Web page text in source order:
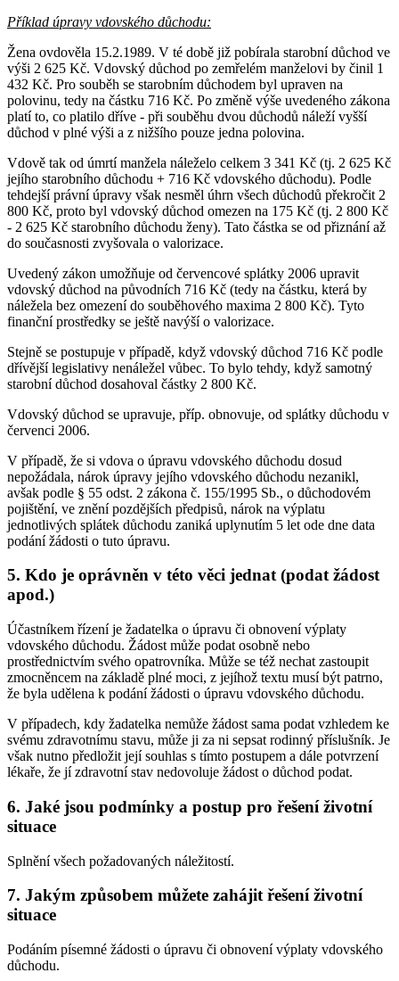
Příklad úpravy vdovského důchodu:
Žena ovdověla 15.2.1989. V té době již pobírala starobní důchod ve
výši 2 625 Kč. Vdovský důchod po zemřelém manželovi by činil 1
432 Kč. Pro souběh se starobním důchodem byl upraven na
polovinu, tedy na částku 716 Kč. Po změně výše uvedeného zákona
platí to, co platilo dříve - při souběhu dvou důchodů náleží vyšší
důchod v plné výši a z nižšího pouze jedna polovina.
Vdově tak od úmrtí manžela náleželo celkem 3 341 Kč (tj. 2 625 Kč
jejího starobního důchodu + 716 Kč vdovského důchodu). Podle
tehdejší právní úpravy však nesměl úhrn všech důchodů překročit 2
800 Kč, proto byl vdovský důchod omezen na 175 Kč (tj. 2 800 Kč
- 2 625 Kč starobního důchodu ženy). Tato částka se od přiznání až
do současnosti zvyšovala o valorizace.
Uvedený zákon umožňuje od červencové splátky 2006 upravit
vdovský důchod na původních 716 Kč (tedy na částku, která by
náležela bez omezení do souběhového maxima 2 800 Kč). Tyto
finanční prostředky se ještě navýší o valorizace.
Stejně se postupuje v případě, když vdovský důchod 716 Kč podle
dřívější legislativy nenáležel vůbec. To bylo tehdy, když samotný
starobní důchod dosahoval částky 2 800 Kč.
Vdovský důchod se upravuje, příp. obnovuje, od splátky důchodu v
červenci 2006.
V případě, že si vdova o úpravu vdovského důchodu dosud
nepožádala, nárok úpravy jejího vdovského důchodu nezanikl,
avšak podle § 55 odst. 2 zákona č. 155/1995 Sb., o důchodovém
pojištění, ve znění pozdějších předpisů, nárok na výplatu
jednotlivých splátek důchodu zaniká uplynutím 5 let ode dne data
podání žádosti o tuto úpravu.
5. Kdo je oprávněn v této věci jednat (podat žádost
apod.)
Účastníkem řízení je žadatelka o úpravu či obnovení výplaty
vdovského důchodu. Žádost může podat osobně nebo
prostřednictvím svého opatrovníka. Může se též nechat zastoupit
zmocněncem na základě plné moci, z jejíhož textu musí být patrno,
že byla udělena k podání žádosti o úpravu vdovského důchodu.
V případech, kdy žadatelka nemůže žádost sama podat vzhledem ke
svému zdravotnímu stavu, může ji za ni sepsat rodinný příslušník. Je
však nutno předložit její souhlas s tímto postupem a dále potvrzení
lékaře, že jí zdravotní stav nedovoluje žádost o důchod podat.
6. Jaké jsou podmínky a postup pro řešení životní
situace
Splnění všech požadovaných náležitostí.
7. Jakým způsobem můžete zahájit řešení životní
situace
Podáním písemné žádosti o úpravu či obnovení výplaty vdovského
důchodu.